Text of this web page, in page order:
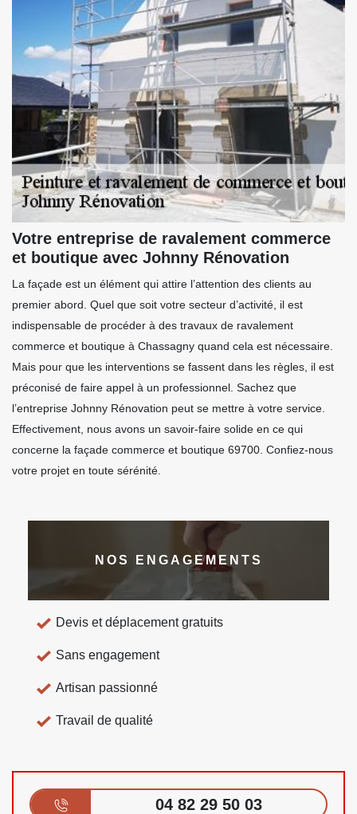
Votre entreprise de ravalement commerce
et boutique avec Johnny Rénovation
La façade est un élément qui attire l’attention des clients au
premier abord. Quel que soit votre secteur d’activité, il est
indispensable de procéder à des travaux de ravalement
commerce et boutique à Chassagny quand cela est nécessaire.
Mais pour que les interventions se fassent dans les règles, il est
préconisé de faire appel à un professionnel. Sachez que
l’entreprise Johnny Rénovation peut se mettre à votre service.
Effectivement, nous avons un savoir-faire solide en ce qui
concerne la façade commerce et boutique 69700. Confiez-nous
votre projet en toute sérénité.
NOS ENGAGEMENTS
Devis et déplacement gratuits
Sans engagement
Artisan passionné
Travail de qualité
04 82 29 50 03